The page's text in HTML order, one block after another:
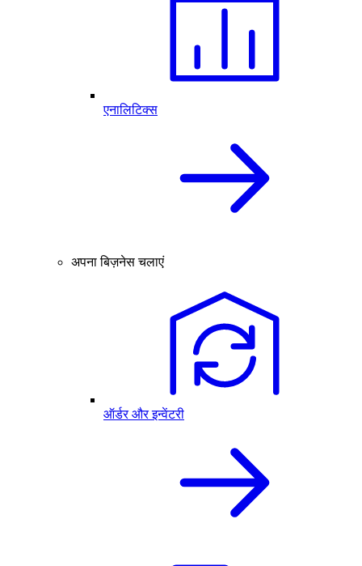
एनालिटिक्स
अपना बिज़नेस चलाएं
ऑर्डर और इन्वेंटरी